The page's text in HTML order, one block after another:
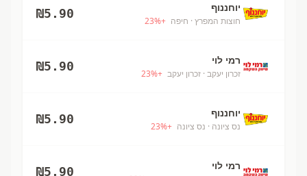
יוחננוף
חוצות המפרץ · חיפה +
23%
₪5.90
רמי לוי
זכרון יעקב · זכרון יעקב +
23%
₪5.90
יוחננוף
נס ציונה · נס ציונה +
23%
₪5.90
רמי לוי ₪5.90